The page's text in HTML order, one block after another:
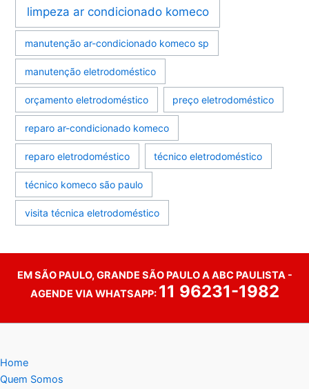
limpeza ar condicionado komeco
manutenção ar-condicionado komeco sp
manutenção eletrodoméstico
orçamento eletrodoméstico preço eletrodoméstico
reparo ar-condicionado komeco
reparo eletrodoméstico técnico eletrodoméstico
técnico komeco são paulo
visita técnica eletrodoméstico
EM SÃO PAULO, GRANDE SÃO PAULO A ABC PAULISTA -
AGENDE VIA WHATSAPP: 11 96231-1982
Home
Quem Somos